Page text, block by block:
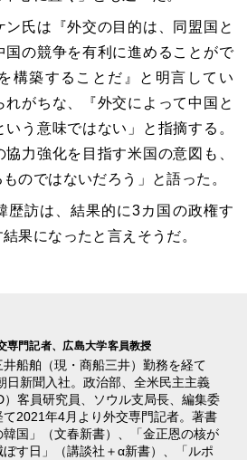
氏は『外交の目的は、同盟国と
国の競争を有利に進めることがで
構築することだ』と明言してい
れがちな、『外交によって中国と
う意味ではない」と指摘する。
力強化を目指す米国の意図も、
のではないだろう」と語った。
歴訪は、結果的に3カ国の政権す
果になったと言えそうだ。
専門記者、広島大学客員教授
井船舶（現・商船三井）勤務を経て
日新聞入社。政治部、全米民主主義
）客員研究員、ソウル支局長、編集委
て2021年4月より外交専門記者。著書
韓国」（文春新書）、「金正恩の核が
す日」（講談社＋α新書）、「ルポ